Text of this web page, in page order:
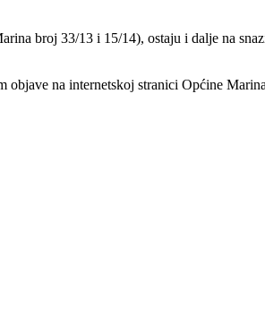
broj 33/13 i 15/14), ostaju i dalje na
objave na internetskoj stranici Općine